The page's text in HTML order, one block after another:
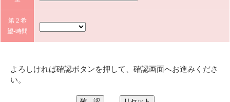
第２希
望-時間
よろしければ確認ボタンを押して、確認画面へお進みくださ
い。